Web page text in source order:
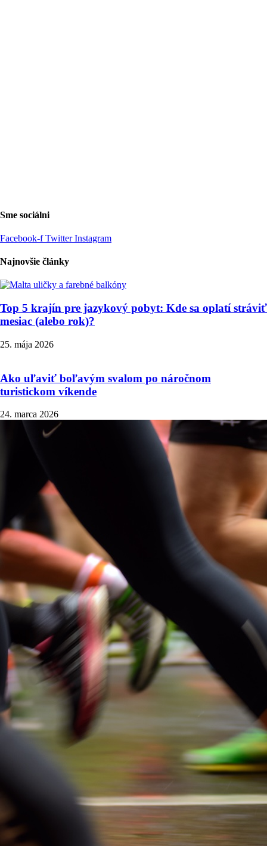
Sme sociálni
Facebook-f Twitter Instagram
Najnovšie články
Top 5 krajín pre jazykový pobyt: Kde sa oplatí stráviť
mesiac (alebo rok)?
25. mája 2026
Ako uľaviť boľavým svalom po náročnom
turistickom víkende
24. marca 2026